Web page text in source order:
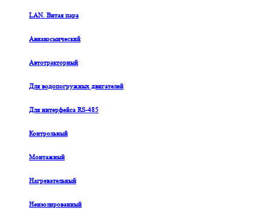
LAN. Витая пара
Авиакосмический
Автотракторный
Для водопогружных двигателей
Для интерфейса RS-485
Контрольный
Монтажный
Нагревательный
Неизолированный